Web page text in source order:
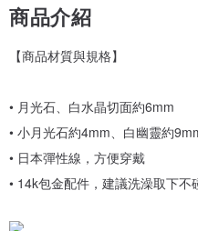
商品介紹
【商品材質與規格】
• 月光石、白水晶切面約6mm
• 小月光石約4mm、白幽靈約
• 日本彈性線，方便穿戴
• 14k包金配件，建議洗澡取下不